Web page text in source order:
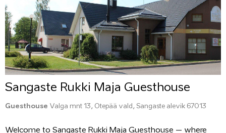
Sangaste Rukki Maja Guesthouse
Guesthouse Valga mnt 13, Otepää vald, Sangaste alevik 67013
Welcome to Sangaste Rukki Maja Guesthouse – where